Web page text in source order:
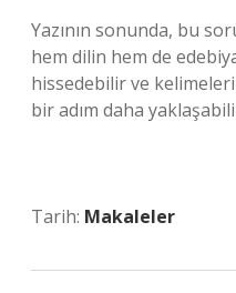
Yazının sonunda, bu
hem dilin hem de
hissedebilir ve
bir adım daha
Tarih: Makaleler